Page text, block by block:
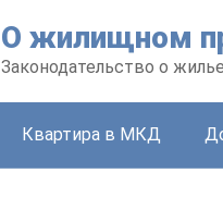
О жилищном
Законодательство о
Квартира в МКД